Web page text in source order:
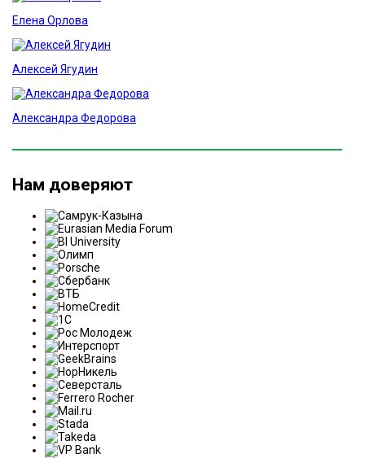
Елена Орлова
Алексей Ягудин
Александра Федорова
Нам доверяют